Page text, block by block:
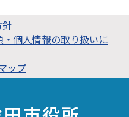
針
個人情報の取り扱いに
ップ